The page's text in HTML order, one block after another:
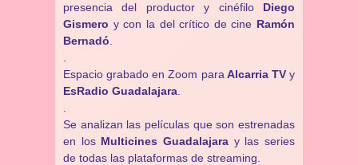
presencia del productor y cinéfilo Diego
Gismero y con la del crítico de cine Ramón
Bernadó
Espacio grabado en Zoom para Alcarria TVy
EsRadio Guadalajara
Se analizan las películas que son estrenadas
en los Multicines Guadalajara y las series
de todas las plataformas de streaming.